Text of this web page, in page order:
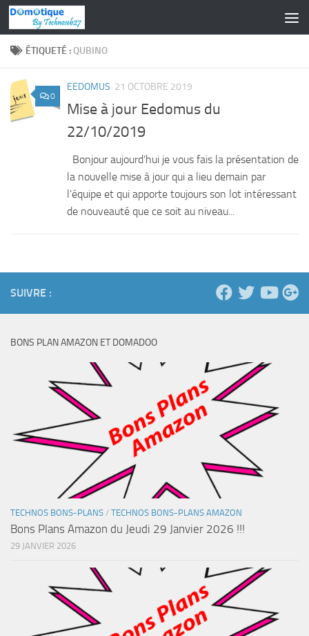
Skip to content
ÉTIQUETÉ :QUBINO
0
EEDOMUS 21 OCTOBRE 2019
Mise à jour Eedomus du
22/10/2019
Bonjour aujourd’hui je vous fais la présentation de
la nouvelle mise à jour qui a lieu demain par
l’équipe et qui apporte toujours son lot intéressant
de nouveauté que ce soit au niveau...
SUIVRE :
BONS PLAN AMAZON ET DOMADOO
TECHNOS BONS-PLANS / TECHNOS BONS-PLANS AMAZON
Bons Plans Amazon du Jeudi 29 Janvier 2026 !!!
29 JANVIER 2026